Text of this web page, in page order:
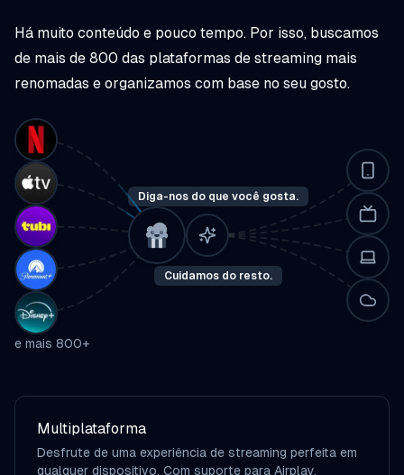
Há muito conteúdo e pouco tempo. Por isso, buscamos
de mais de 800 das plataformas de streaming mais
renomadas e organizamos com base no seu gosto.
e mais 800+
Diga-nos do que você gosta.
Cuidamos do resto.
Multiplataforma
Desfrute de uma experiência de streaming perfeita em
qualquer dispositivo. Com suporte para Airplay,